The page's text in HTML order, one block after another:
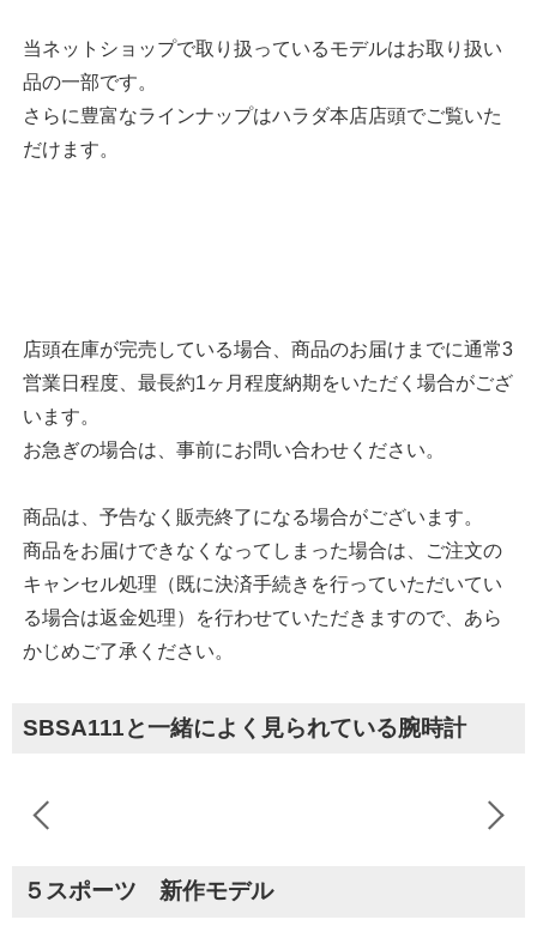
当ネットショップで取り扱っているモデルはお取り扱い
品の一部です。
さらに豊富なラインナップはハラダ本店店頭でご覧いた
だけます。
店頭在庫が完売している場合、商品のお届けまでに通常3
営業日程度、最長約1ヶ月程度納期をいただく場合がござ
います。
お急ぎの場合は、事前にお問い合わせください。
商品は、予告なく販売終了になる場合がございます。
商品をお届けできなくなってしまった場合は、ご注文の
キャンセル処理（既に決済手続きを行っていただいてい
る場合は返金処理）を行わせていただきますので、あら
かじめご了承ください。
SBSA111と一緒によく見られている腕時計
５スポーツ 新作モデル